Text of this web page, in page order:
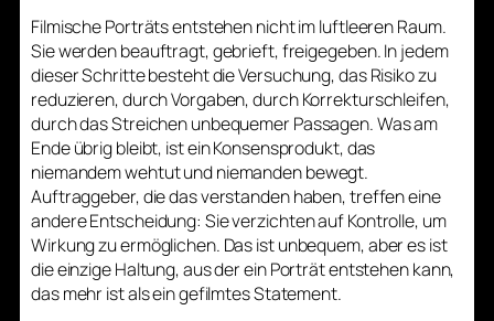
Filmische Porträts entstehen nicht im luftleeren Raum.
Sie werden beauftragt, gebrieft, freigegeben. In jedem
dieser Schritte besteht die Versuchung, das Risiko zu
reduzieren, durch Vorgaben, durch Korrekturschleifen,
durch das Streichen unbequemer Passagen. Was am
Ende übrig bleibt, ist ein Konsensprodukt, das
niemandem wehtut und niemanden bewegt.
Auftraggeber, die das verstanden haben, treffen eine
andere Entscheidung: Sie verzichten auf Kontrolle, um
Wirkung zu ermöglichen. Das ist unbequem, aber es ist
die einzige Haltung, aus der ein Porträt entstehen kann,
das mehr ist als ein gefilmtes Statement.